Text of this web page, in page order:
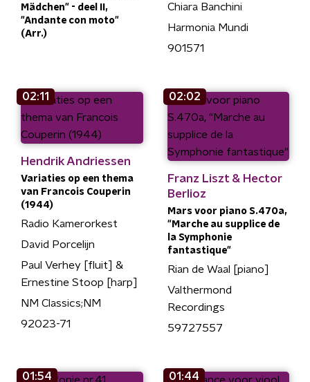
Mädchen" - deel II,
"Andante con moto"
(Arr.)
Chiara Banchini
Harmonia Mundi
901571
02:11
Hendrik Andriessen
Variaties op een thema
van Francois Couperin
(1944)
Radio Kamerorkest
David Porcelijn
Paul Verhey [fluit] &
Ernestine Stoop [harp]
NM Classics;NM
92023-71
02:02
Franz Liszt & Hector
Berlioz
Mars voor piano S.470a,
"Marche au supplice de
la Symphonie
fantastique"
Rian de Waal [piano]
Valthermond
Recordings
59727557
01:54 01:44